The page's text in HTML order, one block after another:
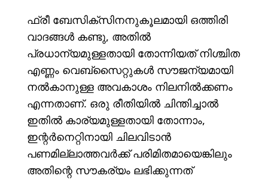
ഫ്രീ ബേസിക്സിനനുകൂലമായി ഒത്തിരി
വാദങ്ങൾ കണ്ടു, അതിൽ
പ്രധാന്യമുള്ളതായി തോന്നിയത് നിശ്ചിത
എണ്ണം വെബ്സൈറ്റുകൾ സൗജന്യമായി
നൽകാനുള്ള അവകാശം നിലനിൽക്കണം
എന്നതാണ്. ഒരു രീതിയിൽ ചിന്തിച്ചാൽ
ഇതിൽ കാര്യമുള്ളതായി തോന്നാം,
ഇന്റർനെറ്റിനായി ചിലവിടാൻ
പണമില്ലാത്തവർക്ക് പരിമിതമായെങ്കിലും
അതിന്റെ സൗകര്യം ലഭിക്കുന്നത്